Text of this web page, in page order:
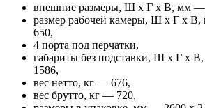
внешние размеры, Ш х Г х В, мм —
размер рабочей камеры, Ш х Г х
650,
4 порта под перчатки,
габариты без подставки, Ш х Г х
1586,
вес нетто, кг — 676,
вес брутто, кг — 720,